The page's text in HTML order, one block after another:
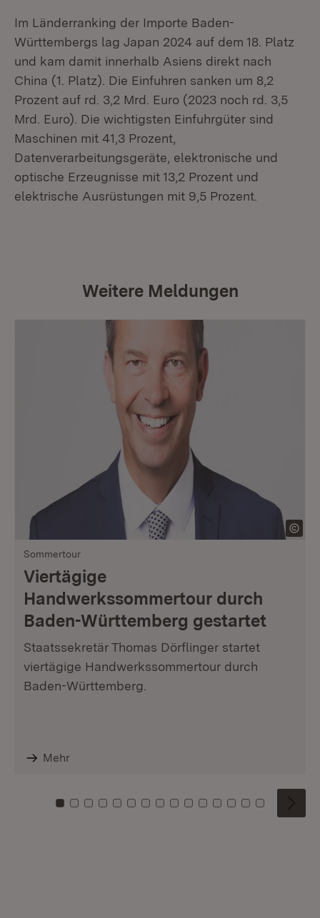
Im Länderranking der Importe Baden-
Württembergs lag Japan 2024 auf dem 18. Platz
und kam damit innerhalb Asiens direkt nach
China (1. Platz). Die Einfuhren sanken um 8,2
Prozent auf rd. 3,2 Mrd. Euro (2023 noch rd. 3,5
Mrd. Euro). Die wichtigsten Einfuhrgüter sind
Maschinen mit 41,3 Prozent,
Datenverarbeitungsgeräte, elektronische und
optische Erzeugnisse mit 13,2 Prozent und
elektrische Ausrüstungen mit 9,5 Prozent.
Weitere Meldungen
Sommertour
Viertägige
Handwerkssommertour durch
Baden-Württemberg gestartet
Staatssekretär Thomas Dörflinger startet
viertägige Handwerkssommertour durch
Baden-Württemberg.
Mehr
Zu Kachel: 0
Zu Kachel: 1
Zu Kachel: 2
Zu Kachel: 3
Zu Kachel: 4
Zu Kachel: 5
Zu Kachel: 6
Zu Kachel: 7
Zu Kachel: 8
Zu Kachel: 9
Zu Kachel: 10
Zu Kachel: 11
Zu Kachel: 12
Zu Kachel:
Zu